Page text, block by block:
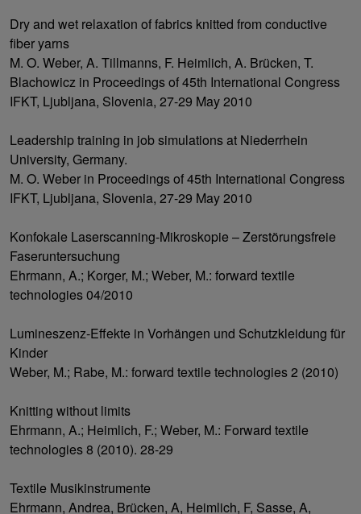
Dry and wet relaxation of fabrics knitted from conductive
fiber yarns
M. O. Weber, A. Tillmanns, F. Heimlich, A. Brücken, T.
Blachowicz in Proceedings of 45th International Congress
IFKT, Ljubljana, Slovenia, 27-29 May 2010
Leadership training in job simulations at Niederrhein
University, Germany.
M. O. Weber in Proceedings of 45th International Congress
IFKT, Ljubljana, Slovenia, 27-29 May 2010
Konfokale Laserscanning-Mikroskopie – Zerstörungsfreie
Faseruntersuchung
Ehrmann, A.; Korger, M.; Weber, M.: forward textile
technologies 04/2010
Lumineszenz-Effekte in Vorhängen und Schutzkleidung für
Kinder
Weber, M.; Rabe, M.: forward textile technologies 2 (2010)
Knitting without limits
Ehrmann, A.; Heimlich, F.; Weber, M.: Forward textile
technologies 8 (2010). 28-29
Textile Musikinstrumente
Ehrmann, Andrea, Brücken, A, Heimlich, F, Sasse, A,